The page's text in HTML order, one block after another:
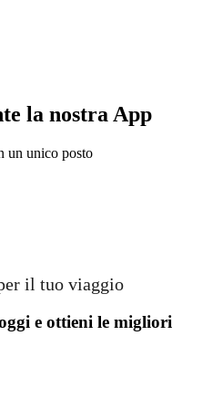
la nostra App
un unico posto
il tuo viaggio
e ottieni le migliori